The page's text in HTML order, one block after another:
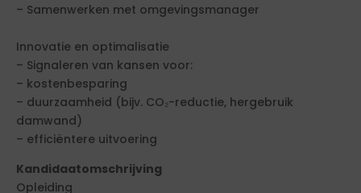
– Samenwerken met omgevingsmanager
Innovatie en optimalisatie
– Signaleren van kansen voor:
– kostenbesparing
– duurzaamheid (bijv. CO₂-reductie, hergebruik
damwand)
– efficiëntere uitvoering
Kandidaatomschrijving
Opleiding